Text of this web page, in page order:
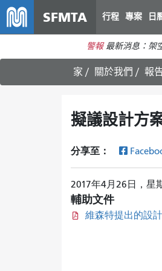
SFMTA 行程 專案 日
警報 最新消息：架
家 關於我們 報
擬議設計方
分享至：
2017年4月26日，星
輔助文件
維森特提出的設